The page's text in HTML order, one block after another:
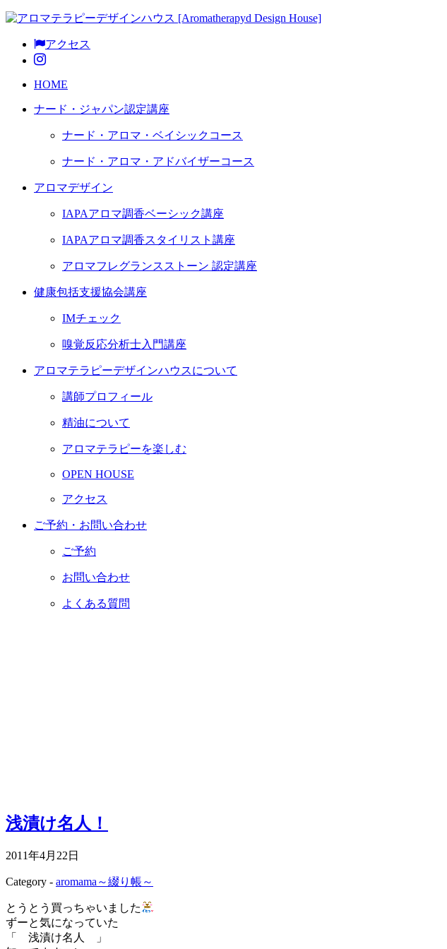
アクセス
HOME
ナード・ジャパン認定講座
ナード・アロマ・ベイシックコース
ナード・アロマ・アドバイザーコース
アロマデザイン
IAPAアロマ調香ベーシック講座
IAPAアロマ調香スタイリスト講座
アロマフレグランスストーン 認定講座
健康包括支援協会講座
IMチェック
嗅覚反応分析士入門講座
アロマテラピーデザインハウスについて
講師プロフィール
精油について
アロマテラピーを楽しむ
OPEN HOUSE
アクセス
ご予約・お問い合わせ
ご予約
お問い合わせ
よくある質問
浅漬け名人！
2011年4月22日
Category - aromama～綴り帳～
とうとう買っちゃいました
ずーと気になっていた
「 浅漬け名人 」